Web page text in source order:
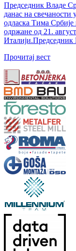
Председник Владе
данас на
одласка Тима Србије
одржане од 21.
Италији.Председник
Прочитај вест